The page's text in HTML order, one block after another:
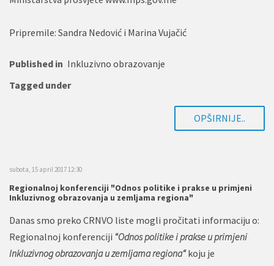
Pripremile: Sandra Nedović i Marina Vujačić
Published in Inkluzivno obrazovanje
Tagged under
OPŠIRNIJE..
subota, 15 april 2017 12:30
Regionalnoj konferenciji "Odnos politike i prakse u primjeni
Inkluzivnog obrazovanja u zemljama regiona"
Danas smo preko CRNVO liste mogli pročitati informaciju o:
Regionalnoj konferenciji “Odnos politike i prakse u primjeni
Inkluzivnog obrazovanja u zemljama regiona“koju je